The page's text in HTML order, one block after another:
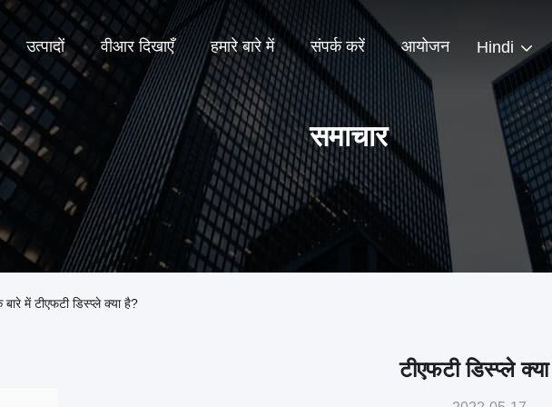
उत्पादों वीआर दिखाएँ हमारे बारे में संपर्क करें आयोजन Hindi
समाचार
में टीएफटी डिस्प्ले क्या है?
टीएफटी डिस्प्ले